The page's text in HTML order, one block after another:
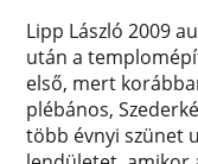
Lipp László 2009
után a
első, mert
plébános,
több évnyi szünet